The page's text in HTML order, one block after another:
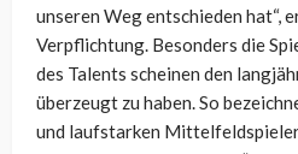
unseren Weg entschieden hat“,
Verpflichtung. Besonders die
des Talents scheinen den
überzeugt zu haben. So
und laufstarken